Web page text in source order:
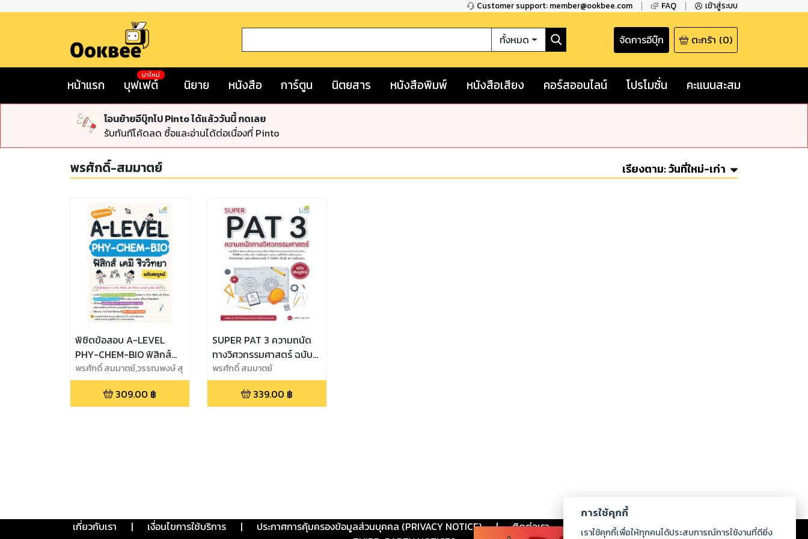
Customer support: member@ookbee.com FAQ เข้าสู่ระบบ
ทั้งหมด จัดการอีบุ๊ก ตะกร้า (0)
หน้าแรก บุฟเฟต์
มาใหม่
นิยาย หนังสือ การ์ตูน นิตยสาร หนังสือพิมพ์ หนังสือเสียง คอร์สออนไลน์ โปรโมชั่น คะแนนสะสม
โอนย้ายอีบุ๊กไป Pinto ได้แล้ววันนี้ กดเลย
รับทันทีโค้ดลด ซื้อและอ่านได้ต่อเนื่องที่ Pinto
พรศักดิ์-สมมาตย์ เรียงตาม:วันที่ใหม่-เก่า
พิชิตข้อสอบ A-LEVEL
PHY-CHEM-BIO ฟิสิกส์
เคมี ชีววิทยา ฉบับสมบูรณ์
พรศักดิ์ สมมาตย์,วรรณพงษ์ สุ
ทธิเวสน์วรากุล
309.00 ฿
SUPER PAT 3 ความถนัด
ทางวิศวกรรมศาสตร์ ฉบับ
สมบูรณ์
พรศักดิ์ สมมาตย์
339.00 ฿
เกี่ยวกับเรา | เงื่อนไขการใช้บริการ | ประกาศการคุ้มครองข้อมูลส่วนบุคคล (PRIVACY NOTICE) | ติดต่อเรา ร่วมงานกับเรา ดาวน์โหลด
การใช้คุกกี้
เราใช้คุกกี้เพื่อให้ทุกคนได้ประสบการณ์การใช้งานที่ดียิ่ง